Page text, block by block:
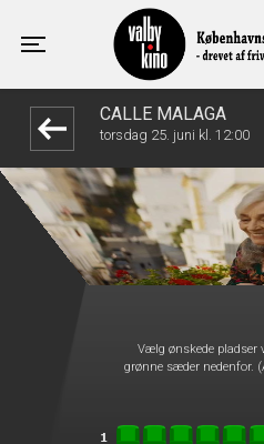
Toggle navigation
Valby Kino
CALLE MALAGA
torsdag 25. juni kl. 12:00
Vælg ønskede pladser
grønne sæder nedenfor.
1step-